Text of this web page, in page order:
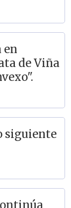
en
de Viña
siguiente